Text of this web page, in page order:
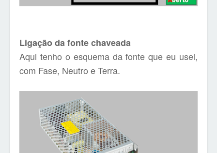
Ligação da fonte chaveada
Aqui tenho o esquema da fonte que eu usei,
com Fase, Neutro e Terra.